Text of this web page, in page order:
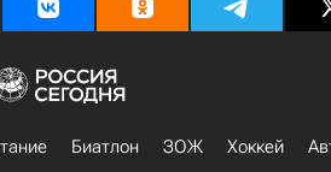
Биатлон ЗОЖ Хоккей